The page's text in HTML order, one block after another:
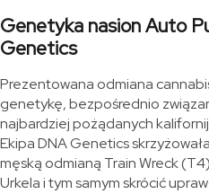
Genetyka nasion Auto
Genetics
Prezentowana odmiana
genetykę, bezpośrednio
najbardziej pożądanych
Ekipa DNA Genetics
męską odmianą Train Wreck
Urkela i tym samym skrócić